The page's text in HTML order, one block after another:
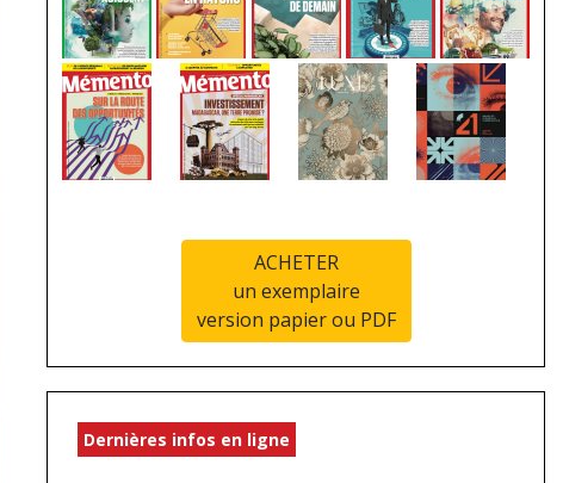
ACHETER
un exemplaire
version papier ou PDF
Dernières infos en ligne